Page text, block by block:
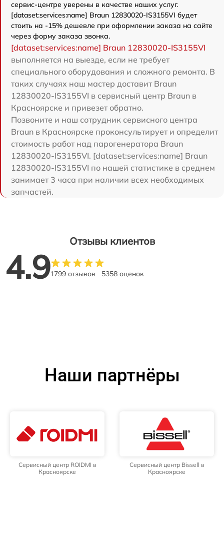
сервис-центре уверены в качестве наших услуг.
[dataset:services:name] Braun 12830020-IS3155VI будет
стоить на -15% дешевле при оформлении заказа на сайте
через форму заказа звонка.
[dataset:services:name] Braun 12830020-IS3155VI
выполняется на выезде, если не требует
специального оборудования и сложного ремонта. В
таких случаях наш мастер доставит Braun
12830020-IS3155VI в сервисный центр Braun в
Красноярске и привезет обратно.
Позвоните и наш сотрудник сервисного центра
Braun в Красноярске проконсультирует и определит
стоимость работ над парогенератора Braun
12830020-IS3155VI. [dataset:services:name] Braun
12830020-IS3155VI по нашей статистике в среднем
занимает 3 часа при наличии всех необходимых
запчастей.
Отзывы клиентов
4.91799 отзывов 5358 оценок
Наши партнёры
Сервисный центр ROIDMI в
Красноярске
Сервисный центр Bissell в
Красноярске